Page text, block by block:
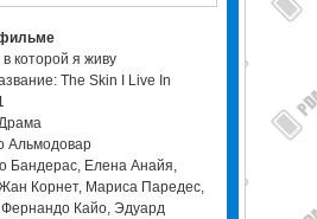
которой я живу
The Skin I Live In
Альмодовар
Бандерас, Елена Анайя,
Корнет, Мариса Паредес,
Кайо, Эдуард